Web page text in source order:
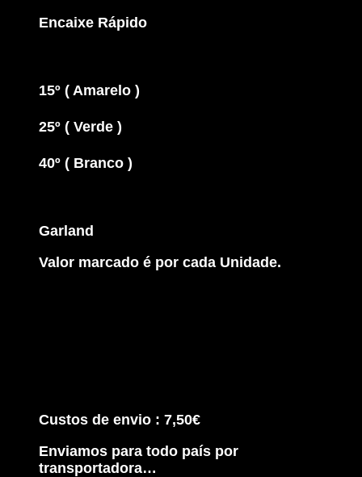
Encaixe
RápidoEncaixe Rápido
15º ( Amarelo )
25º ( Verde )
40º ( Branco )
Garland
Valor marcado é por cada Unidade.
Custos de envio : 7,50€
Enviamos para todo país por
transportadora…